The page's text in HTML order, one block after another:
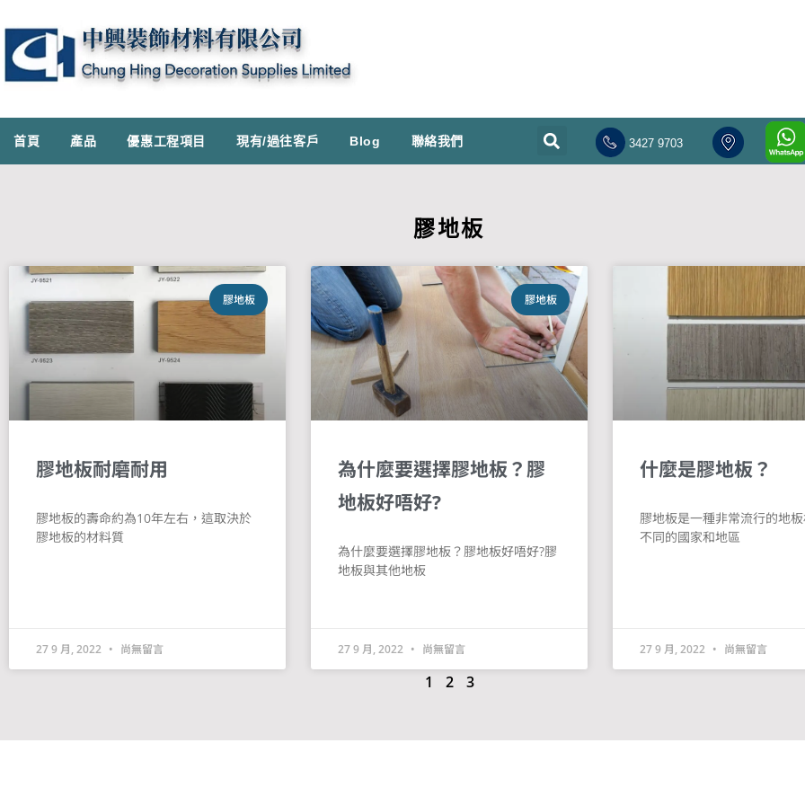
首頁 產品 優惠工程項目 現有/過往客戶 Blog 聯絡我們 3427 9703
膠地板
膠地板
膠地板耐磨耐用
膠地板的壽命約為10年左右，這取決於
膠地板的材料質
27 9 月, 2022 尚無留言
膠地板
為什麼要選擇膠地板？膠
地板好唔好?
為什麼要選擇膠地板？膠地板好唔好?膠
地板與其他地板
27 9 月, 2022 尚無留言
什麼是膠地板？
膠地板是一種非常流行的地
不同的國家和地區
27 9 月, 2022 尚無留言
1 2 3